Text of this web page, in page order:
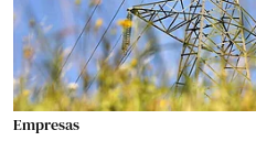
Empresas